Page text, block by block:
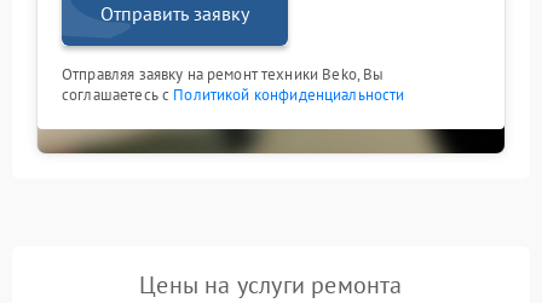
Отправить заявку
Отправляя заявку на ремонт техники Beko, Вы
соглашаетесь с Политикой конфиденциальности
Цены на услуги ремонта